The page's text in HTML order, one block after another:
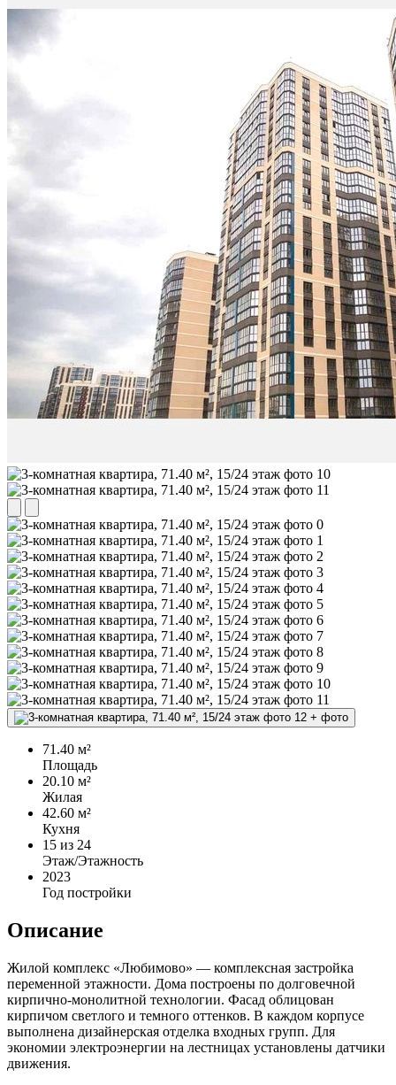
+ фото
71.40 м²
Площадь
20.10 м²
Жилая
42.60 м²
Кухня
15 из 24
Этаж/Этажность
2023
Год постройки
Описание
Жилой комплекс «Любимово» — комплексная застройка
переменной этажности. Дома построены по долговечной
кирпично-монолитной технологии. Фасад облицован
кирпичом светлого и темного оттенков. В каждом корпусе
выполнена дизайнерская отделка входных групп. Для
экономии электроэнергии на лестницах установлены датчики
движения.